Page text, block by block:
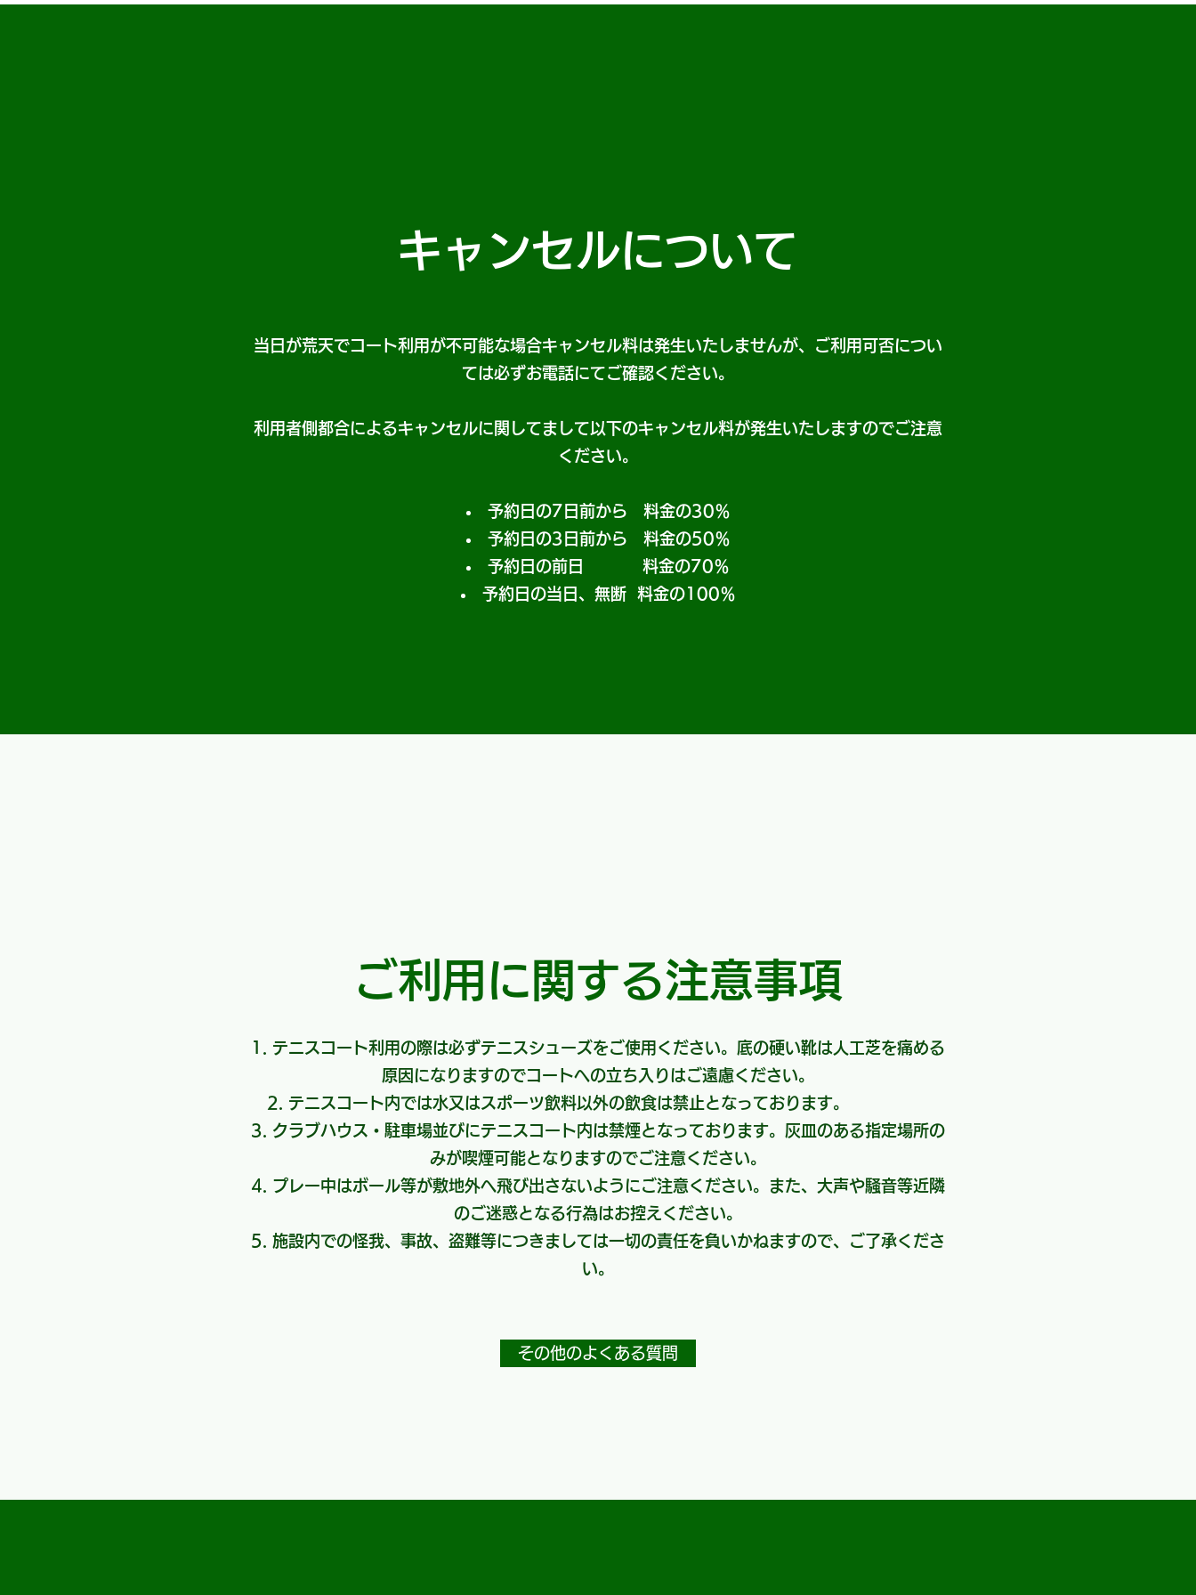
キャンセルについて
当日が荒天でコート利用が不可能な場合キャンセル料は発生いたしませんが、ご利用可否につい
ては必ずお電話にてご確認ください。
利用者側都合によるキャンセルに関してまして以下のキャンセル料が発生いたしますのでご注意
ください。
予約日の7日前から 料金の30％
予約日の3日前から 料金の50％
予約日の前日 料金の70％
予約日の当日、無断 料金の100％
ご利用に関する注意事項
​テニスコート利用の際は必ずテニスシューズをご使用ください。底の硬い靴は人工芝を痛める
原因になりますのでコートへの立ち入りはご遠慮ください。
テニスコート内では水又はスポーツ飲料以外の飲食は禁止となっております。
クラブハウス・駐車場並びにテニスコート内は禁煙となっております。灰皿のある指定場所の
みが喫煙可能となりますのでご注意ください。
プレー中はボール等が敷地外へ飛び出さないようにご注意ください。また、大声や騒音等近隣
のご迷惑となる行為はお控えください。
施設内での怪我、事故、盗難等につきましては一切の責任を負いかねますので、ご了承くださ
い。
その他のよくある質問